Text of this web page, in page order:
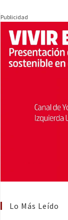
Publicidad
Lo Más Leído